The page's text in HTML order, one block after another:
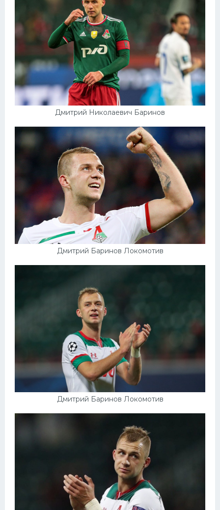
Дмитрий Николаевич Баринов
Дмитрий Баринов Локомотив
Дмитрий Баринов Локомотив